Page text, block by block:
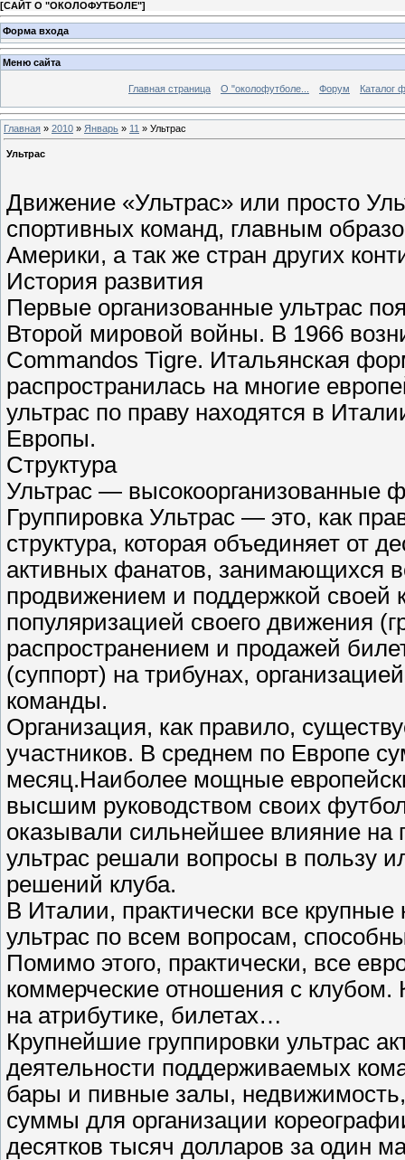
[САЙТ О "ОКОЛОФУТБОЛЕ"]
Форма входа
Меню сайта
Главная страница О "околофутболе... Форум Каталог
Главная » 2010 » Январь » 11 » Ультрас
Ультрас
Движение «Ультрас» или просто
спортивных команд, главным
Америки, а так же стран других
История развития
Первые организованные ультрас
Второй мировой войны. В 1966
Commandos Tigre. Итальянская
распространилась на многие
ультрас по праву находятся в
Европы.
Структура
Ультрас — высокоорганизованные
Группировка Ультрас — это, как
структура, которая объединяет от
активных фанатов,
продвижением и поддержкой
популяризацией своего движения
распространением и продажей
(суппорт) на трибунах,
команды.
Организация, как правило,
участников. В среднем по Европе
месяц.Наиболее мощные
высшим руководством своих
оказывали сильнейшее влияние на
ультрас решали вопросы в пользу
решений клуба.
В Италии, практически все
ультрас по всем вопросам,
Помимо этого, практически, все
коммерческие отношения с клубом.
на атрибутике, билетах…
Крупнейшие группировки ультрас
деятельности поддерживаемых
бары и пивные залы,
суммы для организации
десятков тысяч долларов за один